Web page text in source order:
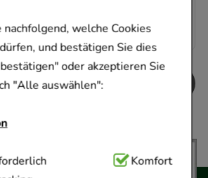
welche Cookies
und bestätigen Sie dies
oder akzeptieren Sie
"Alle auswählen":
Hierbei handelt es sich um
Komfort